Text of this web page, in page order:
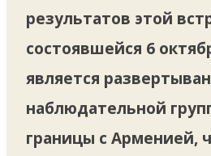
результатов этой
состоявшейся 6
является
наблюдательной
границы с Арменией,